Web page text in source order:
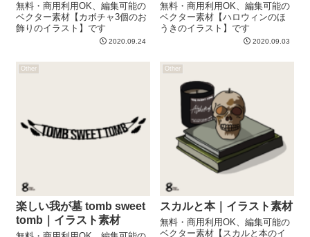
無料・商用利用OK、編集可能の
ベクター素材【カボチャ3個のお
飾りのイラスト】です
2020.09.24
無料・商用利用OK、編集可能の
ベクター素材【ハロウィンのほ
うきのイラスト】です
2020.09.03
Other
楽しい我が墓 tomb sweet
tomb｜イラスト素材
Other
スカルと本｜イラスト素材
無料・商用利用OK、編集可能の
ベクター素材【スカルと本のイ